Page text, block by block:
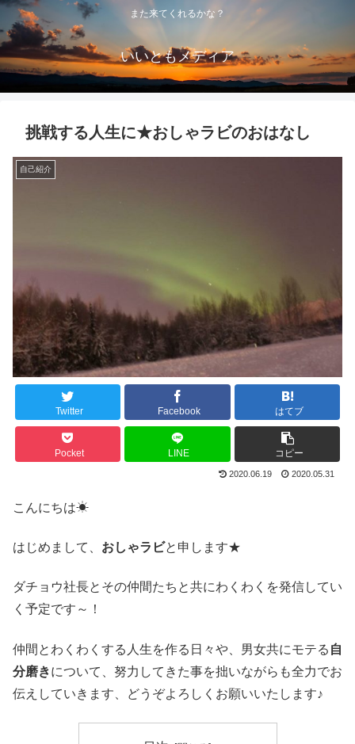
また来てくれるかな？
いいともメディア
挑戦する人生に★おしゃラビのおはなし
自己紹介
Twitter Facebook はてブ
Pocket LINE コピー
2020.06.19 2020.05.31
こんにちは☀
はじめまして、 おしゃラビと申します★
ダチョウ社長とその仲間たちと共にわくわくを発信してい
く予定です～！
仲間とわくわくする人生を作る日々や、男女共にモテる 自
分磨きについて、努力してきた事を拙いながらも全力でお
伝えしていきます、どうぞよろしくお願いいたします♪